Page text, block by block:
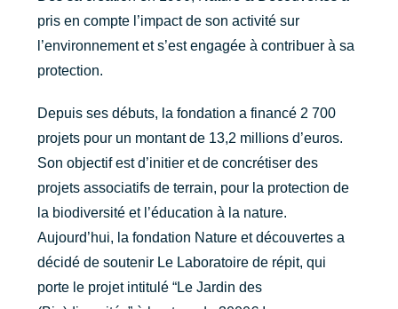
pris en compte l’impact de son activité sur
l’environnement et s’est engagée à contribuer à sa
protection.
Depuis ses débuts, la fondation a financé 2 700
projets pour un montant de 13,2 millions d’euros.
Son objectif est d’initier et de concrétiser des
projets associatifs de terrain, pour la protection de
la biodiversité et l’éducation à la nature.
Aujourd’hui, la fondation Nature et découvertes a
décidé de soutenir Le Laboratoire de répit, qui
porte le projet intitulé “Le Jardin des